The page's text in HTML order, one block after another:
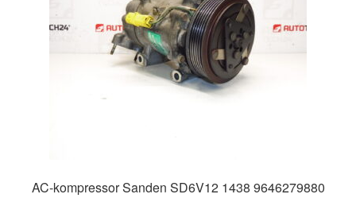
AC-kompressor Sanden SD6V12 1438 9646279880